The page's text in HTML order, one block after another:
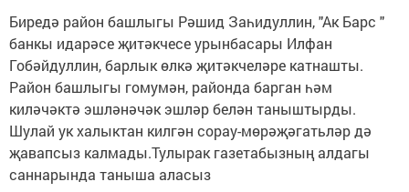
Биредә район башлыгы Рәшид Заһидуллин, "Ак Барс "
банкы идарәсе җитәкчесе урынбасары Илфан
Гобәйдуллин, барлык өлкә җитәкчеләре катнашты.
Район башлыгы гомумән, районда барган һәм
киләчәктә эшләнәчәк эшләр белән таныштырды.
Шулай ук халыктан килгән сорау-мөрәҗәгатьләр дә
җавапсыз калмады.Тулырак газетабызның алдагы
саннарында таныша аласыз